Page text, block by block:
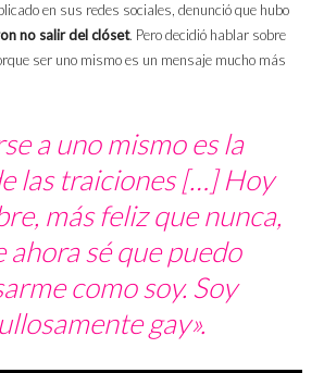
en sus redes sociales, denunció que hubo
no salir del clóset. Pero decidió hablar sobre
ser uno mismo es un mensaje mucho más
a uno mismo es la
las traiciones […] Hoy
más feliz que nunca,
ahora sé que puedo
como soy. Soy
gay».